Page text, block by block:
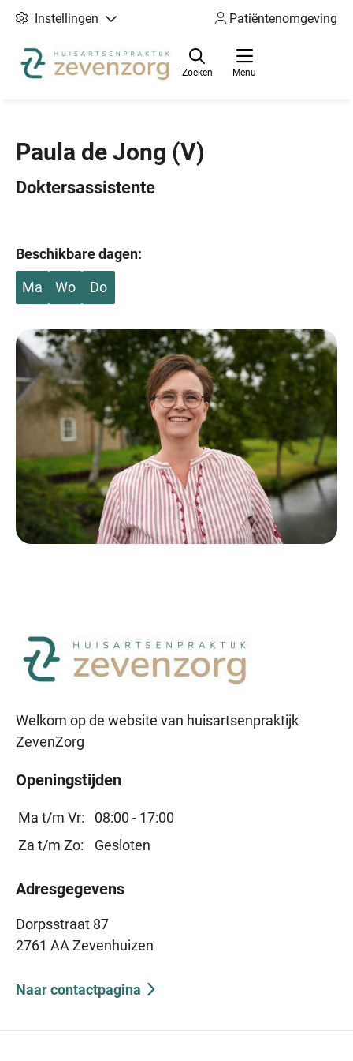
Instellingen Patiëntenomgeving
Menu
Zoeken
Paula de Jong (V)
Doktersassistente
Beschikbare dagen:
Ma
Wo Do
Welkom op de website van huisartsenpraktijk
ZevenZorg
Openingstijden
Ma t/m Vr:
08:00 - 17:00
Za t/m Zo:
Gesloten
Adresgegevens
Dorpsstraat 87
2761 AA Zevenhuizen
Naar contactpagina